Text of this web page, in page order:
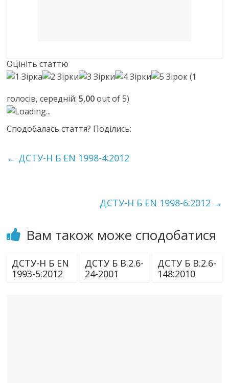
Оцініть статтю
(1
голосів, середній:5,00out of 5)
Loading...
Сподобалась стаття? Поділись:
← ДСТУ-Н Б EN 1998-4:2012
ДСТУ-Н Б EN 1998-6:2012 →
Вам також може сподобатися
ДСТУ-Н Б EN
1993-5:2012
ДСТУ Б В.2.6-
24-2001
ДСТУ Б В.2.6-
148:2010